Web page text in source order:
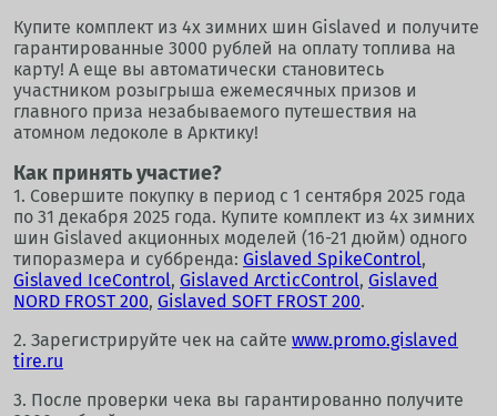
Купите комплект из 4х зимних шин Gislaved и получите
гарантированные 3000 рублей на оплату топлива на
карту! А еще вы автоматически становитесь
участником розыгрыша ежемесячных призов и
главного приза незабываемого путешествия на
атомном ледоколе в Арктику!
Как принять участие?
1. Совершите покупку в период с 1 сентября 2025 года
по 31 декабря 2025 года. Купите комплект из 4х зимних
шин Gislaved акционных моделей (16-21 дюйм) одного
типоразмера и суббренда: Gislaved SpikeControl,
Gislaved IceControl, Gislaved ArcticControl, Gislaved
NORD FROST 200, Gislaved SOFT FROST 200.
2. Зарегистрируйте чек на сайте www.promo.gislaved
tire.ru
3. После проверки чека вы гарантированно получите